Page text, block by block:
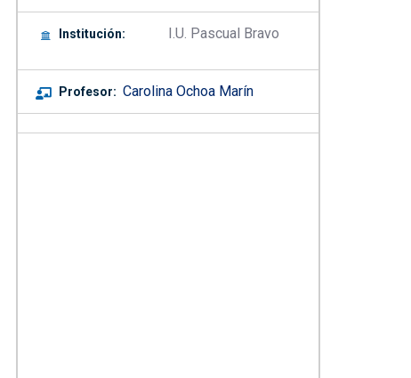
Institución: I.U. Pascual Bravo
Profesor: Carolina Ochoa Marín